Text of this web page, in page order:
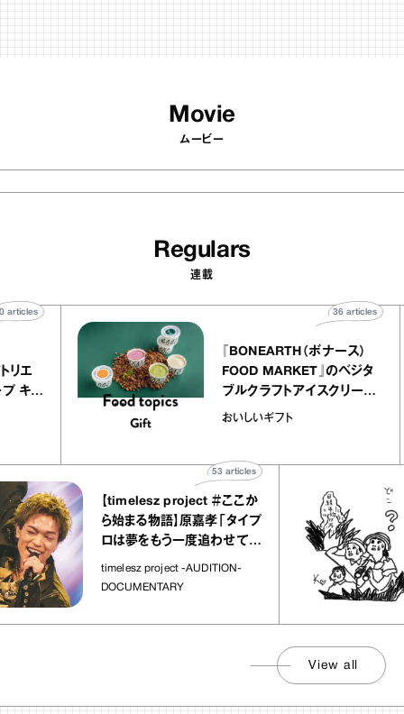
Movie
ムービー
Regulars
連載
ー アトリエ
クレープ キャ
40articles
『BONEARTH（ボナース
FOOD MARKET』のベジ
ブルクラフトアイスクリ
｜真野知子の「おいしい
おいしいギフト
36
【timelesz project ＃ここか
ら始まる物語】原嘉孝「タイプ
ロは夢をもう一度追わせてく
れた場所」
timelesz project -AUDITION-
DOCUMENTARY
articles
View all